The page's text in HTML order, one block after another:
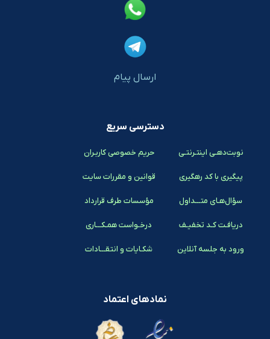
ارسال پیام
دسترسی سریع
نوبت‌دهـی اینتـرنتـی
پیگیری با کد رهگیری
سؤال‌هـای متـــداول
دریافـت کـد تخفیـف
ورود به جلسه آنلاین
حریم خصوصی کاربـران
قوانین و مقررات سایت
مؤسسات طرف قرارداد
درخـواست همـکـــاری
شکـایات و انتقـــادات
نمادهای اعتماد